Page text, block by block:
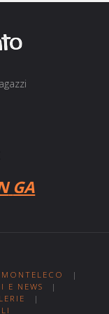
GA
MONTELECO
|
E NEWS
|
|